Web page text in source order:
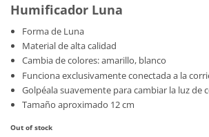
Humificador Luna
Forma de Luna
Material de alta calidad
Cambia de colores: amarillo, blanco
Funciona exclusivamente conectada a la
Golpéala suavemente para cambiar la luz de
Tamaño aproximado 12 cm
Out of stock